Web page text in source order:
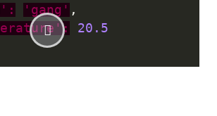
'gang' ,
20.5